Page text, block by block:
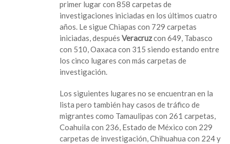
primer lugar con 858 carpetas de
investigaciones iniciadas en los últimos cuatro
años. Le sigue Chiapas con 729 carpetas
iniciadas, despuésVeracruzcon 649, Tabasco
con 510, Oaxaca con 315 siendo estando entre
los cinco lugares con más carpetas de
investigación.
Los siguientes lugares no se encuentran en la
lista pero también hay casos de tráfico de
migrantes como Tamaulipas con 261 carpetas,
Coahuila con 236, Estado de México con 229
carpetas de investigación, Chihuahua con 224 y